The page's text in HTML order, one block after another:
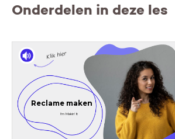
Onderdelen in deze les
Reclame maken
I'm Makin' It
Klik hier